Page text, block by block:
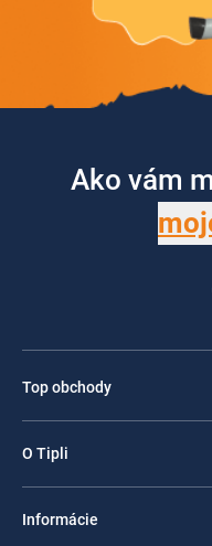
Ako vám
Top obchody
O Tipli
Informácie